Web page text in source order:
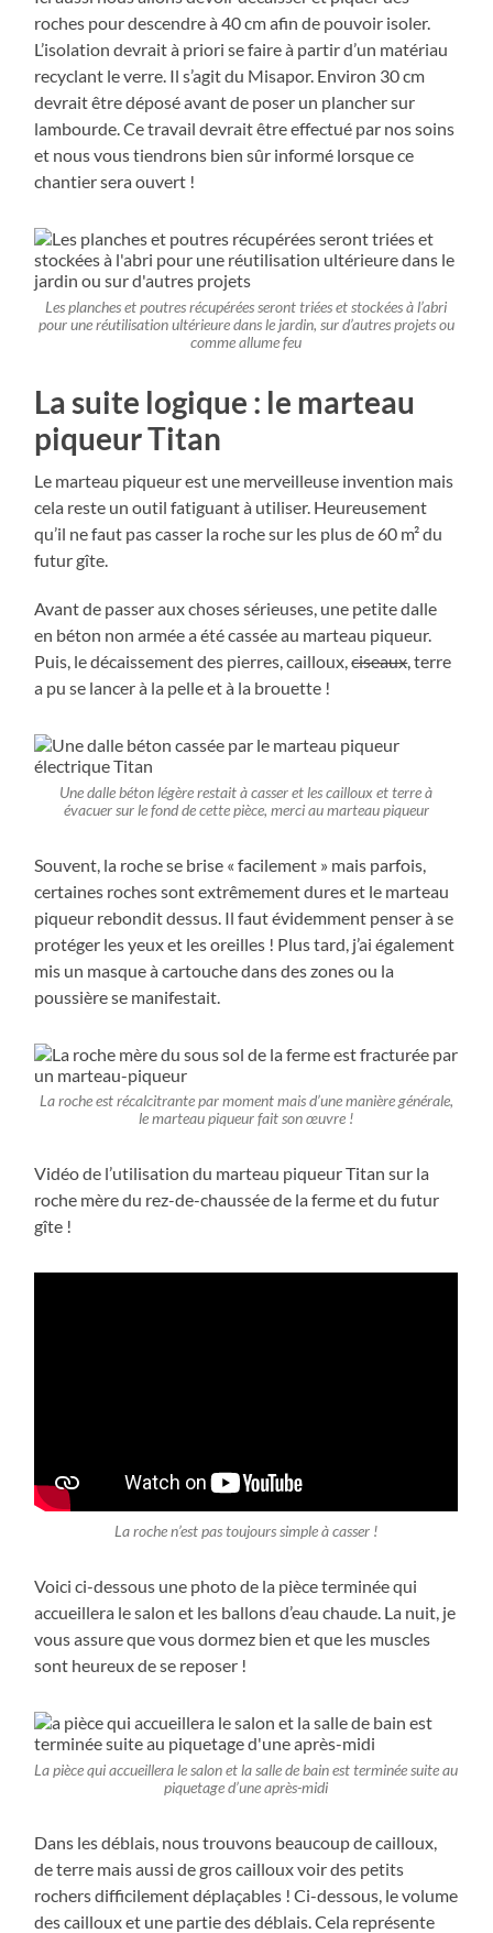
roches pour descendre à 40 cm afin de pouvoir isoler.
L’isolation devrait à priori se faire à partir d’un matériau
recyclant le verre. Il s’agit du Misapor. Environ 30 cm
devrait être déposé avant de poser un plancher sur
lambourde. Ce travail devrait être effectué par nos soins
et nous vous tiendrons bien sûr informé lorsque ce
chantier sera ouvert !
Les planches et poutres récupérées seront triées et stockées à l’abri
pour une réutilisation ultérieure dans le jardin, sur d’autres projets ou
comme allume feu
La suite logique : le marteau
piqueur Titan
Le marteau piqueur est une merveilleuse invention mais
cela reste un outil fatiguant à utiliser. Heureusement
qu’il ne faut pas casser la roche sur les plus de 60 m² du
futur gîte.
Avant de passer aux choses sérieuses, une petite dalle
en béton non armée a été cassée au marteau piqueur.
Puis, le décaissement des pierres, cailloux,ciseaux, terre
a pu se lancer à la pelle et à la brouette !
Une dalle béton légère restait à casser et les cailloux et terre à
évacuer sur le fond de cette pièce, merci au marteau piqueur
Souvent, la roche se brise « facilement » mais parfois,
certaines roches sont extrêmement dures et le marteau
piqueur rebondit dessus. Il faut évidemment penser à se
protéger les yeux et les oreilles ! Plus tard, j’ai également
mis un masque à cartouche dans des zones ou la
poussière se manifestait.
La roche est récalcitrante par moment mais d’une manière générale,
le marteau piqueur fait son œuvre !
Vidéo de l’utilisation du marteau piqueur Titan sur la
roche mère du rez-de-chaussée de la ferme et du futur
gîte !
La roche n’est pas toujours simple à casser !
Voici ci-dessous une photo de la pièce terminée qui
accueillera le salon et les ballons d’eau chaude. La nuit, je
vous assure que vous dormez bien et que les muscles
sont heureux de se reposer !
La pièce qui accueillera le salon et la salle de bain est terminée suite au
piquetage d’une après-midi
Dans les déblais, nous trouvons beaucoup de cailloux,
de terre mais aussi de gros cailloux voir des petits
rochers difficilement déplaçables ! Ci-dessous, le volume
des cailloux et une partie des déblais. Cela représente